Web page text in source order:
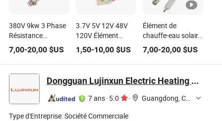
380V 9kw 3 Phase
Résistance
Électrique Bobine
Tubulaire
Immersion Élément
Chauffant à Eau
7,00-20,00 $US
3.7V 5V 12V 48V
120V Élément
chauffant flexible
en film polyimide
Kapton électrique
industriel
1,50-10,00$US
Élément de
chauffe-eau solaire
électrique à double
tension 48V 500W
220V 1000W pour
panneaux solaires
avec thermostat
7,00-20,00$US
Dongguan Lujinxun Electric Heating Appliance Co., Ltd.
7 ans· 5.0 ·
Guangdong, China
Type d'Entreprise:Société Commerciale